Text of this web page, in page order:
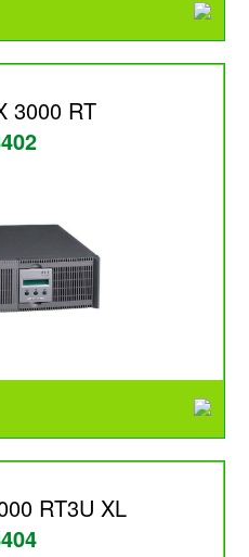
3000 RT
RT3U XL